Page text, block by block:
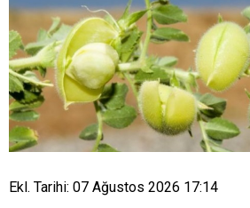
Ekl. Tarihi: 07 Ağustos 2026 17:14